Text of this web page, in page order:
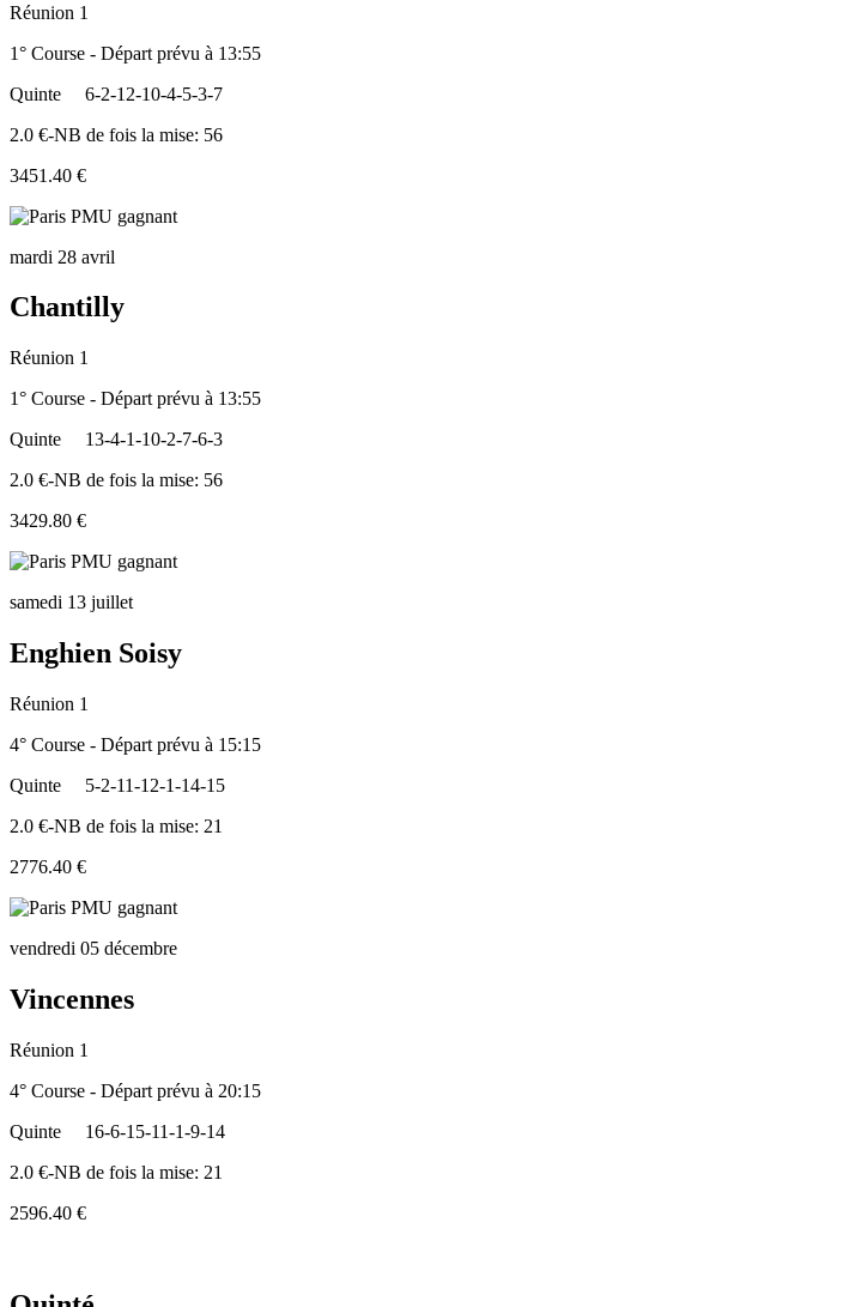
Réunion 1
1° Course - Départ prévu à 13:55
Quinte
6-2-12-10-4-5-3-7
2.0 €-NB de fois la mise: 56
3451.40 €
mardi 28 avril
Chantilly
Réunion 1
1° Course - Départ prévu à 13:55
Quinte
13-4-1-10-2-7-6-3
2.0 €-NB de fois la mise: 56
3429.80 €
samedi 13 juillet
Enghien Soisy
Réunion 1
4° Course - Départ prévu à 15:15
Quinte
5-2-11-12-1-14-15
2.0 €-NB de fois la mise: 21
2776.40 €
vendredi 05 décembre
Vincennes
Réunion 1
4° Course - Départ prévu à 20:15
Quinte
16-6-15-11-1-9-14
2.0 €-NB de fois la mise: 21
2596.40 €